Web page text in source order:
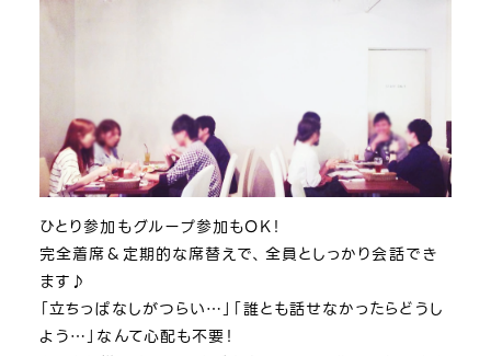
ひとり参加もグループ参加もOK！
完全着席＆定期的な席替えで、全員としっかり会話でき
ます♪
「立ちっぱなしがつらい…」「誰とも話せなかったらどうし
よう…」なんて心配も不要！